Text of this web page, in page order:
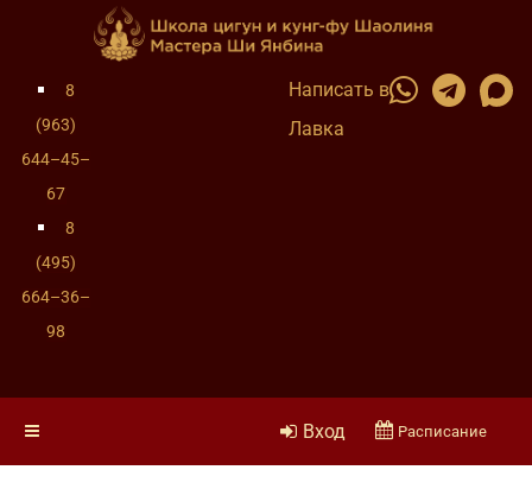
8
(963)
644–45–
67
8
(495)
664–36–
98
Написать в
Лавка
Вход Расписание